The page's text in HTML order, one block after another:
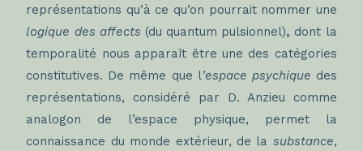
représentations qu’à ce qu’on pourrait nommer une
logique des affects (du quantum pulsionnel), dont la
temporalité nous apparaît être une des catégories
constitutives. De même que l’espace psychique des
représentations, considéré par D. Anzieu comme
analogon de l’espace physique, permet la
connaissance du monde extérieur, de la substance,